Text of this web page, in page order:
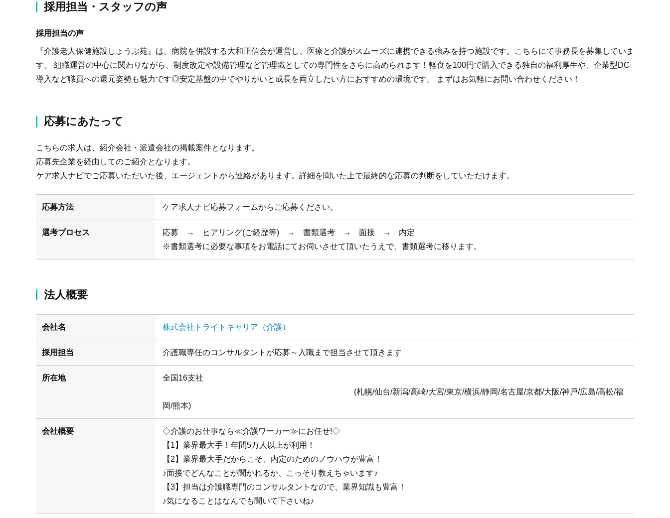
採用担当・スタッフの声
採用担当の声
『介護老人保健施設しょうぶ苑』は、病院を併設する大和正信会が運営し、医療と介護がスムーズに連携できる強みを持つ施設です。こちらにて事務長を募集していま
す。 組織運営の中心に関わりながら、制度改定や設備管理など管理職としての専門性をさらに高められます！軽食を100円で購入できる独自の福利厚生や、企業型DC
導入など職員への還元姿勢も魅力です◎安定基盤の中でやりがいと成長を両立したい方におすすめの環境です。 まずはお気軽にお問い合わせください！
応募にあたって
こちらの求人は、紹介会社・派遣会社の掲載案件となります。
応募先企業を経由してのご紹介となります。
ケア求人ナビでご応募いただいた後、エージェントから連絡があります。詳細を聞いた上で最終的な応募の判断をしていただけます。
応募方法 ケア求人ナビ応募フォームからご応募ください。
選考プロセス
応募 → ヒアリング(ご経歴等) → 書類選考 → 面接 → 内定
※書類選考に必要な事項をお電話にてお伺いさせて頂いたうえで、書類選考に移ります。
法人概要
会社名 株式会社トライトキャリア（介護）
採用担当 介護職専任のコンサルタントが応募～入職まで担当させて頂きます
所在地
全国16支社
(札幌/仙台/新潟/高崎/大宮/東京/横浜/静岡/名古屋/京都/大阪/神戸/広島/高松/福
岡/熊本)
会社概要
◇介護のお仕事なら≪介護ワーカー≫にお任せ!◇
【1】業界最大手！年間5万人以上が利用！
【2】業界最大手だからこそ、内定のためのノウハウが豊富！
♪面接でどんなことが聞かれるか、こっそり教えちゃいます♪
【3】担当は介護職専門のコンサルタントなので、業界知識も豊富！
♪気になることはなんでも聞いて下さいね♪